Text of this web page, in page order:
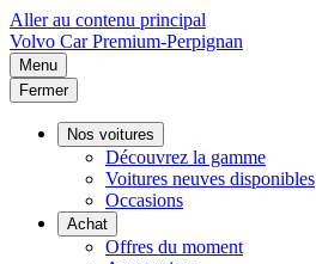
Aller au contenu principal
Volvo Car Premium-Perpignan
Menu
Fermer
Nos voitures
Découvrez la gamme
Voitures neuves disponibles
Occasions
Achat
Offres du moment